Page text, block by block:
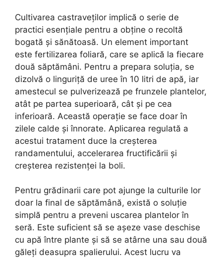
Cultivarea castraveților implică o serie de
practici esențiale pentru a obține o recoltă
bogată și sănătoasă. Un element important
este fertilizarea foliară, care se aplică la fiecare
două săptămâni. Pentru a prepara soluția, se
dizolvă o linguriță de uree în 10 litri de apă, iar
amestecul se pulverizează pe frunzele plantelor,
atât pe partea superioară, cât și pe cea
inferioară. Această operație se face doar în
zilele calde și înnorate. Aplicarea regulată a
acestui tratament duce la creșterea
randamentului, accelerarea fructificării și
creșterea rezistenței la boli.
Pentru grădinarii care pot ajunge la culturile lor
doar la final de săptămână, există o soluție
simplă pentru a preveni uscarea plantelor în
seră. Este suficient să se așeze vase deschise
cu apă între plante și să se atârne una sau două
găleți deasupra spalierului. Acest lucru va